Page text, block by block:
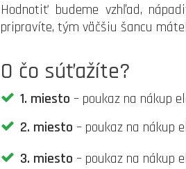
Hodnotiť budeme vzhľad,
pripravíte, tým väčšiu šancu máte!
O čo súťažíte?
1. miesto – poukaz na nákup
2. miesto – poukaz na nákup
3. miesto – poukaz na nákup